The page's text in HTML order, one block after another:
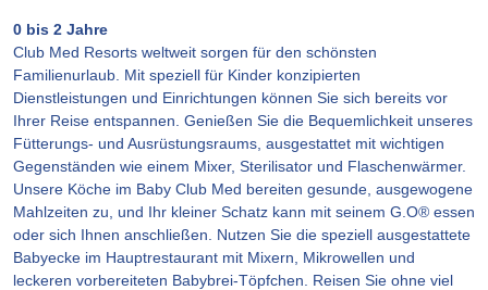
0 bis 2 Jahre
Club Med Resorts weltweit sorgen für den schönsten
Familienurlaub. Mit speziell für Kinder konzipierten
Dienstleistungen und Einrichtungen können Sie sich bereits vor
Ihrer Reise entspannen. Genießen Sie die Bequemlichkeit unseres
Fütterungs- und Ausrüstungsraums, ausgestattet mit wichtigen
Gegenständen wie einem Mixer, Sterilisator und Flaschenwärmer.
Unsere Köche im Baby Club Med bereiten gesunde, ausgewogene
Mahlzeiten zu, und Ihr kleiner Schatz kann mit seinem G.O® essen
oder sich Ihnen anschließen. Nutzen Sie die speziell ausgestattete
Babyecke im Hauptrestaurant mit Mixern, Mikrowellen und
leckeren vorbereiteten Babybrei-Töpfchen. Reisen Sie ohne viel